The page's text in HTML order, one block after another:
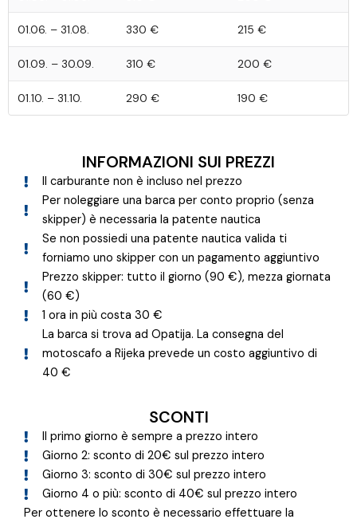
01.06. – 31.08. 330 € 215 €
01.09. – 30.09. 310 € 200 €
01.10. – 31.10. 290 € 190 €
INFORMAZIONI SUI PREZZI​
Il carburante non è incluso nel prezzo
Per noleggiare una barca per conto proprio (senza
skipper) è necessaria la patente nautica
Se non possiedi una patente nautica valida ti
forniamo uno skipper con un pagamento aggiuntivo
Prezzo skipper: tutto il giorno (90 €), mezza giornata
(60 €)
1 ora in più costa 30 €
La barca si trova ad Opatija. La consegna del
motoscafo a Rijeka prevede un costo aggiuntivo di
40 €
SCONTI
Il primo giorno è sempre a prezzo intero
Giorno 2: sconto di 20€ sul prezzo intero
Giorno 3: sconto di 30€ sul prezzo intero
Giorno 4 o più: sconto di 40€ sul prezzo intero
Per ottenere lo sconto è necessario effettuare la